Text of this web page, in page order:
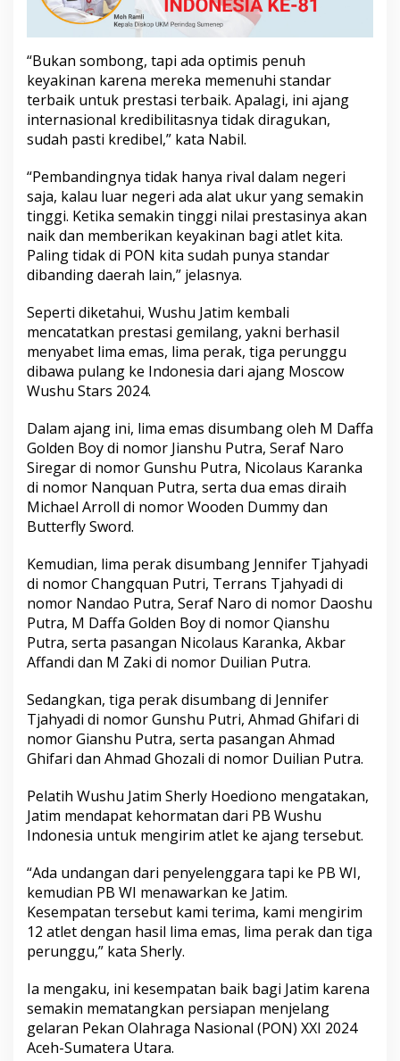
a
n
a
k
M
e
d
a
i
“Bukan sombong, tapi ada optimis penuh
keyakinan karena mereka memenuhi standar
terbaik untuk prestasi terbaik. Apalagi, ini ajang
internasional kredibilitasnya tidak diragukan,
sudah pasti kredibel,” kata Nabil.
“Pembandingnya tidak hanya rival dalam negeri
saja, kalau luar negeri ada alat ukur yang semakin
tinggi. Ketika semakin tinggi nilai prestasinya akan
naik dan memberikan keyakinan bagi atlet kita.
Paling tidak di PON kita sudah punya standar
dibanding daerah lain,” jelasnya.
Seperti diketahui, Wushu Jatim kembali
mencatatkan prestasi gemilang, yakni berhasil
menyabet lima emas, lima perak, tiga perunggu
dibawa pulang ke Indonesia dari ajang Moscow
Wushu Stars 2024.
Dalam ajang ini, lima emas disumbang oleh M Daffa
Golden Boy di nomor Jianshu Putra, Seraf Naro
Siregar di nomor Gunshu Putra, Nicolaus Karanka
di nomor Nanquan Putra, serta dua emas diraih
Michael Arroll di nomor Wooden Dummy dan
Butterfly Sword.
Kemudian, lima perak disumbang Jennifer Tjahyadi
di nomor Changquan Putri, Terrans Tjahyadi di
nomor Nandao Putra, Seraf Naro di nomor Daoshu
Putra, M Daffa Golden Boy di nomor Qianshu
Putra, serta pasangan Nicolaus Karanka, Akbar
Affandi dan M Zaki di nomor Duilian Putra.
Sedangkan, tiga perak disumbang di Jennifer
Tjahyadi di nomor Gunshu Putri, Ahmad Ghifari di
nomor Gianshu Putra, serta pasangan Ahmad
Ghifari dan Ahmad Ghozali di nomor Duilian Putra.
Pelatih Wushu Jatim Sherly Hoediono mengatakan,
Jatim mendapat kehormatan dari PB Wushu
Indonesia untuk mengirim atlet ke ajang tersebut.
“Ada undangan dari penyelenggara tapi ke PB WI,
kemudian PB WI menawarkan ke Jatim.
Kesempatan tersebut kami terima, kami mengirim
12 atlet dengan hasil lima emas, lima perak dan tiga
perunggu,” kata Sherly.
Ia mengaku, ini kesempatan baik bagi Jatim karena
semakin mematangkan persiapan menjelang
gelaran Pekan Olahraga Nasional (PON) XXI 2024
Aceh-Sumatera Utara.